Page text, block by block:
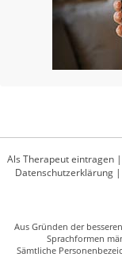
Als Therapeut eintragen |
Datenschutzerklärung|
Aus Gründen der
Sprachformen
Sämtliche